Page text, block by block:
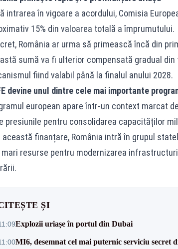
intrarea în vigoare a acordului, Comisia
15% din valoarea totală a împrumutului.
România ar urma să primească încă din
sumă va fi ulterior compensată gradual
fiind valabil până la finalul anului 2028.
devine unul dintre cele mai importante
european apare într-un context marcat
presiunile pentru consolidarea capacităților
această finanțare, România intră în grupul
mari resurse pentru modernizarea
ȘI
Explozii uriașe în portul din Dubai
MI6, desemnat cel mai puternic serviciu secret